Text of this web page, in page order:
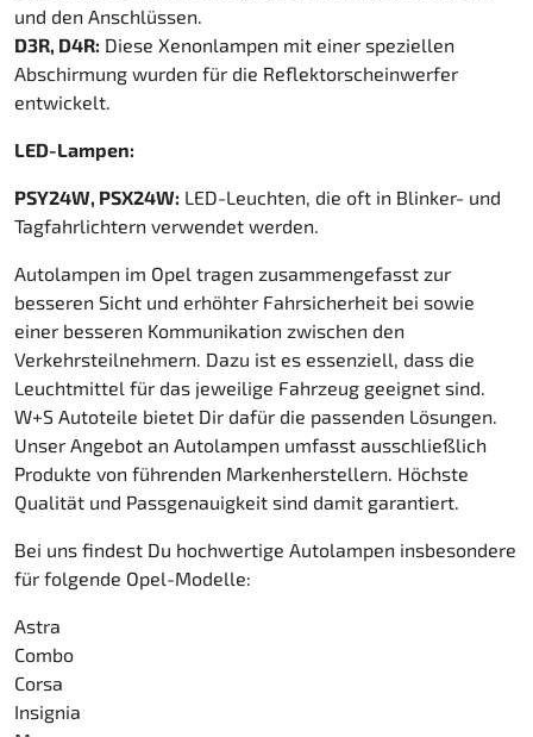
und den Anschlüssen.
D3R, D4R: Diese Xenonlampen mit einer speziellen
Abschirmung wurden für die Reflektorscheinwerfer
entwickelt.
LED-Lampen:
PSY24W, PSX24W: LED-Leuchten, die oft in Blinker- und
Tagfahrlichtern verwendet werden.
Autolampen im Opel tragen zusammengefasst zur
besseren Sicht und erhöhter Fahrsicherheit bei sowie
einer besseren Kommunikation zwischen den
Verkehrsteilnehmern. Dazu ist es essenziell, dass die
Leuchtmittel für das jeweilige Fahrzeug geeignet sind.
W+S Autoteile bietet Dir dafür die passenden Lösungen.
Unser Angebot an Autolampen umfasst ausschließlich
Produkte von führenden Markenherstellern. Höchste
Qualität und Passgenauigkeit sind damit garantiert.
Bei uns findest Du hochwertige Autolampen insbesondere
für folgende Opel-Modelle:
Astra
Combo
Corsa
Insignia